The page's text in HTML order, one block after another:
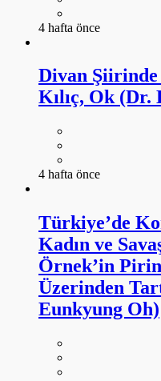
4 hafta önce
Türkiye’de
Kadın ve
Örnek’in
Üzerinden
4 hafta önce
Vur Kaç
Şiirine
Üstüner)